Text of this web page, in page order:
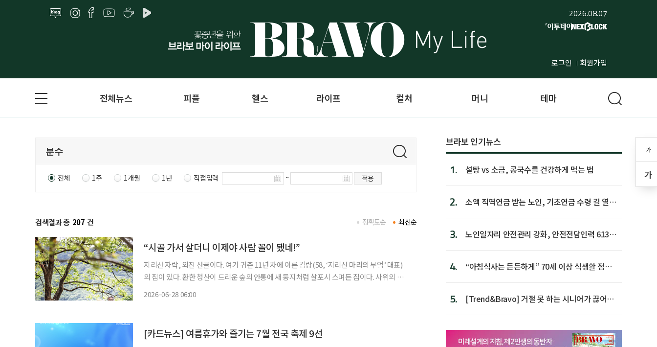
2026.08.07
로그인 회원가입
가
가
전체뉴스 피플 헬스 라이프 컬처 머니 테마
전체 1주 1개월 1년 직접입력 ~ 적용
검색결과 총 207 건 최신순
정확도순
“시골 가서 살더니 이제야 사람 꼴이 됐네!”
지리산 자락, 외진 산골이다. 여기 귀촌 11년 차에 이른 김랑(58, ‘지리산 마리의 부엌’ 대표)
의 집이 있다. 환한 청산이 드리운 숲의 안통에 새 둥지처럼 살포시 스며든 집이다. 사위의 풍
2026-06-28 06:00
[카드뉴스] 여름휴가와 즐기는 7월 전국 축제 9선
브라보 인기뉴스
1. 설탕 vs 소금, 콩국수를 건강하게 먹는 법
2.
소액 직역연금 받는 노인, 기초연금 수령 길 열린
3.
노인일자리 안전관리 강화, 안전전담인력 613명
4.
“아침식사는 든든하게” 70세 이상 식생활 점수
5.
[Trend&Bravo] 거절 못 하는 시니어가 끊어야